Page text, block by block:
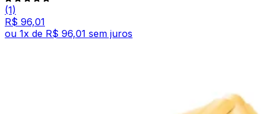
(1)
R$ 96,01
ou 1x de R$ 96,01 sem juros